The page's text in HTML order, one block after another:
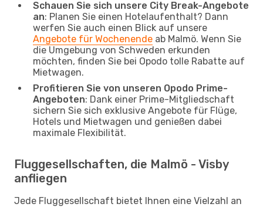
Schauen Sie sich unsere City Break-Angebote
an: Planen Sie einen Hotelaufenthalt? Dann
werfen Sie auch einen Blick auf unsere
Angebote für Wochenende ab Malmö. Wenn Sie
die Umgebung von Schweden erkunden
möchten, finden Sie bei Opodo tolle Rabatte auf
Mietwagen.
Profitieren Sie von unseren Opodo Prime-
Angeboten: Dank einer Prime-Mitgliedschaft
sichern Sie sich exklusive Angebote für Flüge,
Hotels und Mietwagen und genießen dabei
maximale Flexibilität.
Fluggesellschaften, die Malmö - Visby
anfliegen
Jede Fluggesellschaft bietet Ihnen eine Vielzahl an